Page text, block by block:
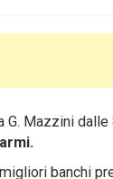
G. Mazzini
banchi